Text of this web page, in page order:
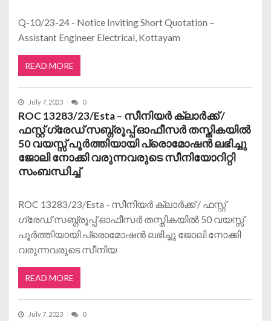
Q-10/23-24 - Notice Inviting Short Quotation –
Assistant Engineer Electrical, Kottayam
READ MORE
July 7, 2023 0
ROC 13283/23/Esta – സീനിയർ ക്ലാർക്ക് /
ഫസ്റ്റ് ഗ്രേഡ് സബ്ഗ്രൂപ്പ് ഓഫീസർ തസ്തികയിൽ
50 വയസ്സ് പൂർത്തിയായി പ്രൊമോഷൻ ലഭിച്ചു
ജോലി നോക്കി വരുന്നവരുടെ സീനിയോറിറ്റി
സംബന്ധിച്ച്
ROC 13283/23/Esta - സീനിയർ ക്ലാർക്ക് / ഫസ്റ്റ്
ഗ്രേഡ് സബ്ഗ്രൂപ്പ് ഓഫീസർ തസ്തികയിൽ 50 വയസ്സ്
പൂർത്തിയായി പ്രൊമോഷൻ ലഭിച്ചു ജോലി നോക്കി
വരുന്നവരുടെ സീനിയ
READ MORE
July 7, 2023 0